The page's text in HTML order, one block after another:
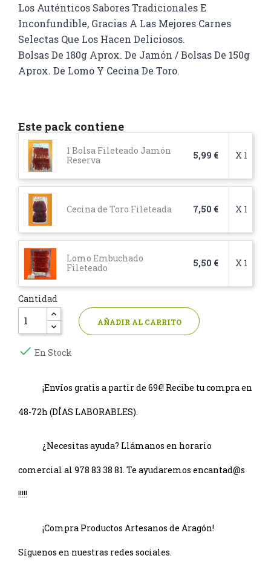
Los Auténticos Sabores Tradicionales E
Inconfundible, Gracias A Las Mejores Carnes
Selectas Que Los Hacen Deliciosos.
Bolsas De 180g Aprox. De Jamón /Bolsas De 150g
Aprox. De Lomo Y Cecina De Toro.
Este pack contiene
1 Bolsa Fileteado Jamón
Reserva
5,99 € X 1
Cecina de Toro Fileteada 7,50 € X 1
Lomo Embuchado
Fileteado
5,50 € X 1
Cantidad
AÑADIR AL CARRITO
 En Stock
¡Envíos gratis a partir de 69€! Recibe tu compra en
48-72h (DÍAS LABORABLES).
¿Necesitas ayuda? Llámanos en horario
comercial al 978 83 38 81. Te ayudaremos encantad@s
!!!!!
¡Compra Productos Artesanos de Aragón!
Síguenos en nuestras redes sociales.